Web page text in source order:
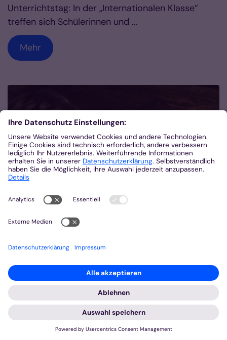
Unterrichtstag: In der „Internationalen Klasse“
treffen sich Schülerinnen und ...
Mehr
1975 wurde die KED im Bistum Aachen gegründet. Was ihre
Eltern sein und katholisch
11. Sept. 2025
Während der Wechsel von der Kita zum Schulkind
von den Kinder heiß ersehnt wird, mischt sich bei
den Eltern in die Freude oft auch die Sorge, wie ihr